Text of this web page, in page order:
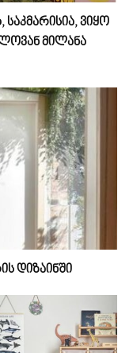
ვიყო
მილანა
დიზაინში